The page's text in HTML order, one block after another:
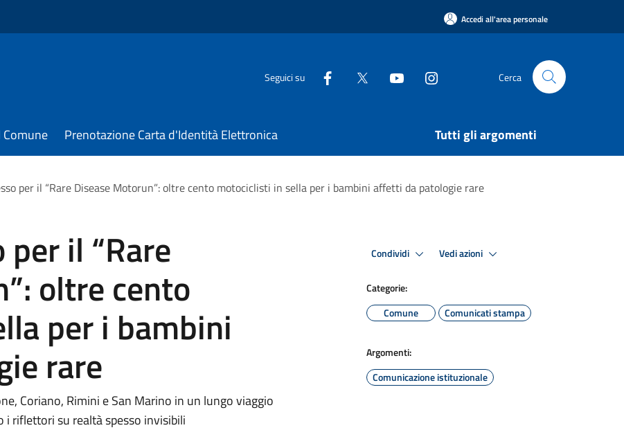
Accedi all'area personale
Seguici su Cerca
Prenotazione Carta d'Identità Elettronica Tutti gli argomenti
per il “Rare Disease Motorun”: oltre cento motociclisti in sella per i bambini affetti da patologie rare
per il “Rare
oltre cento
per i bambini
rare
Coriano, Rimini e San Marino in un lungo viaggio
i riflettori su realtà spesso invisibili
Condividi Vedi azioni
Categorie:
Comune
Comunicati stampa
Argomenti:
Comunicazione istituzionale